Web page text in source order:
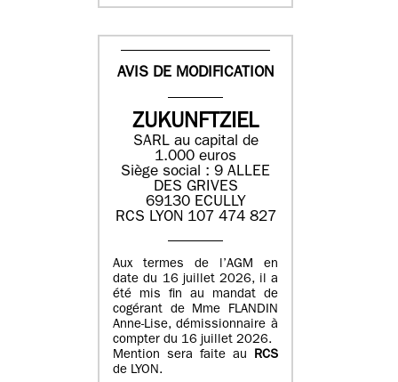
AVIS DE MODIFICATION
ZUKUNFTZIEL
SARL au capital de
1.000 euros
Siège social : 9 ALLEE
DES GRIVES
69130 ECULLY
RCS LYON 107 474 827
Aux termes de l’AGM en
date du 16 juillet 2026, il a
été mis fin au mandat de
cogérant de Mme FLANDIN
Anne-Lise, démissionnaire à
compter du 16 juillet 2026.
Mention sera faite au RCS
de LYON.